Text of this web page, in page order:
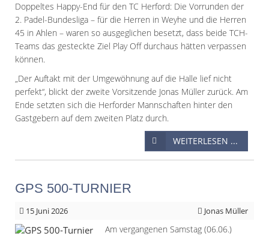
Doppeltes Happy-End für den TC Herford: Die Vorrunden der
2. Padel-Bundesliga – für die Herren in Weyhe und die Herren
45 in Ahlen – waren so ausgeglichen besetzt, dass beide TCH-
Teams das gesteckte Ziel Play Off durchaus hätten verpassen
können.
„Der Auftakt mit der Umgewöhnung auf die Halle lief nicht
perfekt“, blickt der zweite Vorsitzende Jonas Müller zurück. Am
Ende setzten sich die Herforder Mannschaften hinter den
Gastgebern auf dem zweiten Platz durch.
WEITERLESEN ...
GPS 500-TURNIER
15 Juni 2026 Jonas Müller
Am vergangenen Samstag (06.06.)